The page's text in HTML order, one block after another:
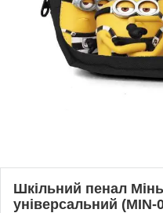
Шкільний пенал
універсальний